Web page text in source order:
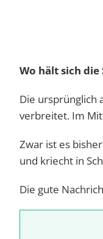
Wo hält sich die
Die ursprünglich
verbreitet. Im
Zwar ist es
und kriecht in
Die gute